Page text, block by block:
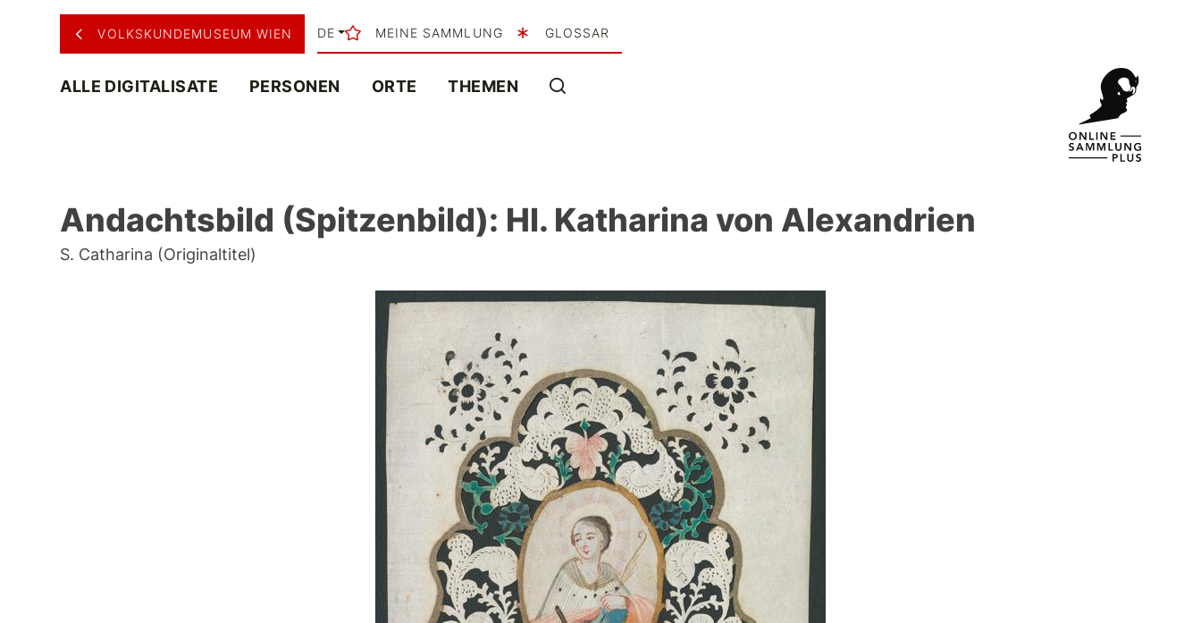
VOLKSKUNDEMUSEUM WIEN DE MEINE SAMMLUNG GLOSSAR
ALLE DIGITALISATE PERSONEN ORTE THEMEN
Andachtsbild (Spitzenbild): Hl. Katharina von Alexandrien
S. Catharina (Originaltitel)